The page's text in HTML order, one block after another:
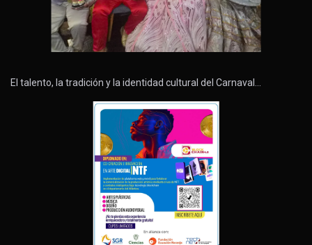
El talento, la tradición y la identidad cultural del Carnaval…